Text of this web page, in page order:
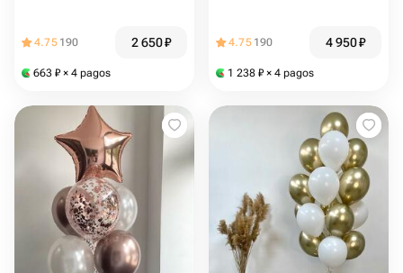
4.75 190 2 650₽
663 ₽ × 4 pagos
4.75 190 4 950₽
1 238 ₽ × 4 pagos